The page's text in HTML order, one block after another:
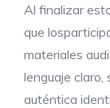
Al finalizar
que
materiales
lenguaje
auténtica